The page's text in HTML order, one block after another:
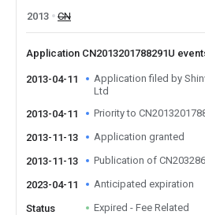
2013
CN
Application CN2013201788291U
2013-04-11
Application filed by
Ltd
2013-04-11
Priority to
2013-11-13 Application granted
2013-11-13 Publication of
2023-04-11 Anticipated expiration
Status Expired - Fee Related